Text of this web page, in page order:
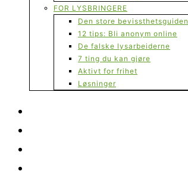
FOR LYSBRINGERE
Den store bevissthetsguiden
12 tips: Bli anonym online
De falske lysarbeiderne
7 ting du kan gjøre
Aktivt for frihet
Løsninger